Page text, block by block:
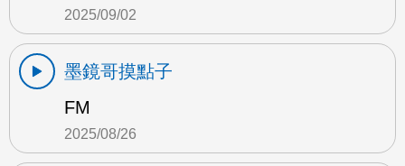
2025/09/02
墨鏡哥摸點子
FM
2025/08/26